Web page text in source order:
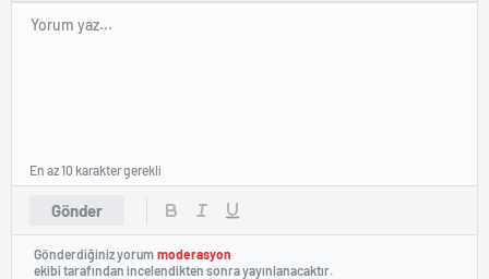
Gönder
En az 10 karakter gerekli
Gönderdiğiniz yorum moderasyon
ekibi tarafından incelendikten sonra yayınlanacaktır.